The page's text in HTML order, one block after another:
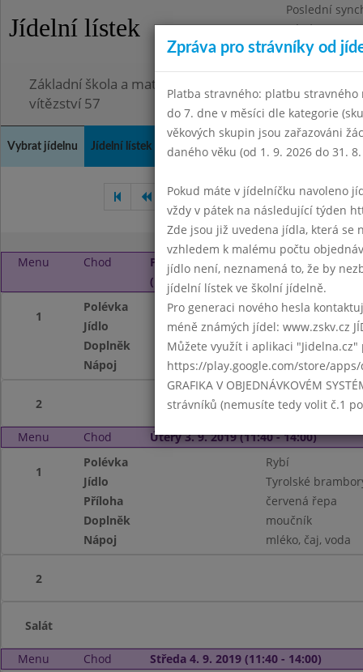
Jídelní lístek
Poslední
Pátek
Omezení
Základní škola a mateřská škola Chodov, Praha 4,
vítězství 57
Vybrat jídelnu Jídelní lístek Historie Kontakty a informace
Červenec 2019 Srpen 2019
Menu Chod
Pondělí 2. 9. 2019
(11:40 - 14:00)
1
Polévka
Gulášová
Jídlo
Nudle s mákem,
Doplněk
ovoce
Nápoj
ochucené mléko,
2
Menu Chod Úterý 3. 9. 2019 (11:40 - 14:00)
1
Polévka
Rybí
Jídlo
Tyrolské
Příloha
červená řepa
Doplněk
moučník
Nápoj
mléko, čaj, voda
2
Salát
Menu Chod Středa 4. 9. 2019 (11:40 - 14:00)
Zpráva pro strávníky od
Platba stravného: platbu stravného
do 7. dne v měsíci dle kategorie
věkových skupin jsou zařazováni
daného věku (od 1. 9. 2026 do 31.
Pokud máte v jídelníčku navoleno
vždy v pátek na následující týden
Zde jsou již uvedena jídla, která se
vzhledem k malému počtu
jídlo není, neznamená to, že by
jídelní lístek ve školní jídelně.
Pro generaci nového hesla
méně známých jídel: www.zskv.cz
Můžete využít i aplikaci
https://play.google.com/store/
GRAFIKA V OBJEDNÁVKOVÉM
strávníků (nemusíte tedy volit č.1